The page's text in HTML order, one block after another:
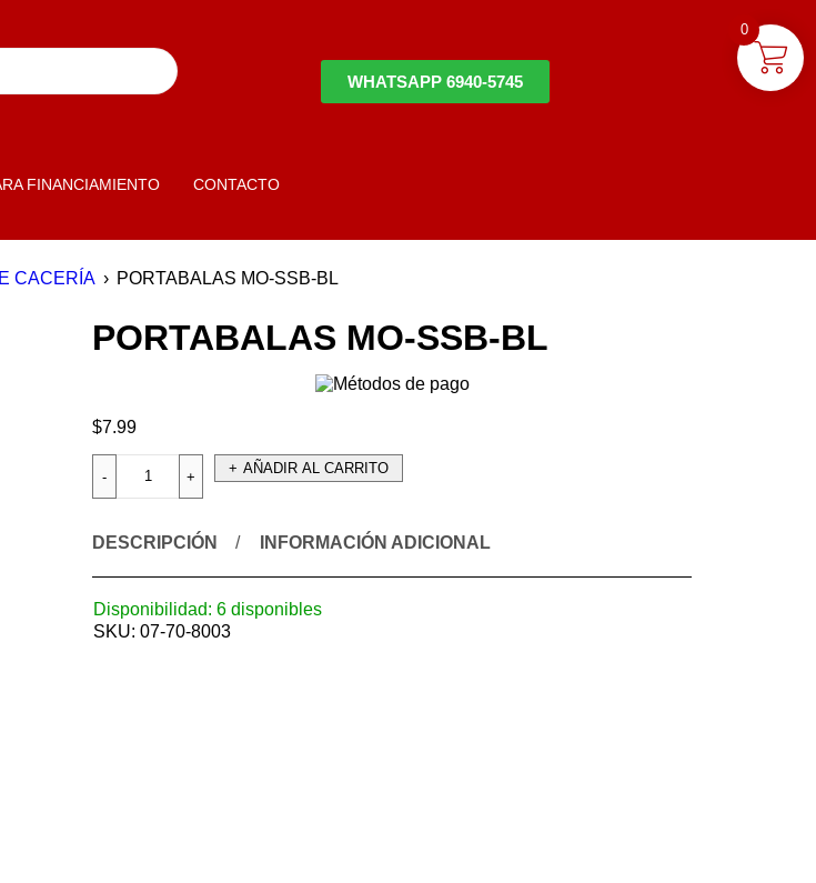
WHATSAPP 6940-5745
FINANCIAMIENTO CONTACTO
CACERÍA › PORTABALAS MO-SSB-BL
PORTABALAS MO-SSB-BL
$7.99
AÑADIR AL CARRITO
DESCRIPCIÓN INFORMACIÓN ADICIONAL
Disponibilidad: 6 disponibles
SKU: 07-70-8003
0